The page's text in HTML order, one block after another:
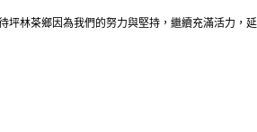
林茶鄉因為我們的努力與堅持，繼續充滿活力，